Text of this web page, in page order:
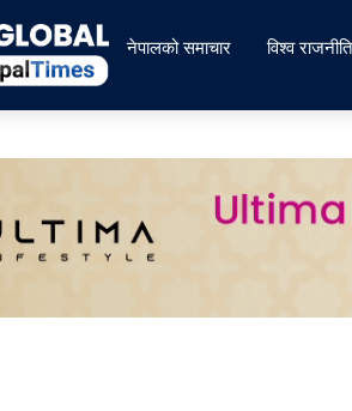
नेपालको समाचार विश्व राजनीति